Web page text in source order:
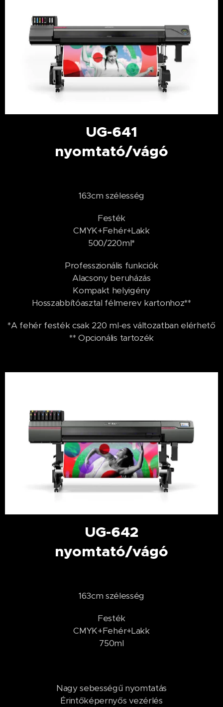
UG-641
nyomtató/vágó
163cm szélesség
Festék
CMYK+Fehér+Lakk
500/220ml*
Professzionális funkciók
Alacsony beruházás
Kompakt helyigény
Hosszabbítóasztal félmerev kartonhoz**
*A fehér festék csak 220 ml-es változatban elérhető
** Opcionális tartozék
UG-642
nyomtató/vágó
163cm szélesség
Festék
CMYK+Fehér+Lakk
750ml
Nagy sebességű nyomtatás
Érintőképernyős vezérlés